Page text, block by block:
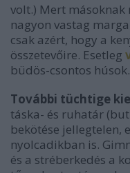
volt.) Mert másoknak
nagyon vastag
csak azért, hogy a
összetevőire. Esetleg
büdös-csontos húsok.
További tüchtige
táska- és ruhatár
bekötése jellegtelen,
nyolcadikban is.
és a stréberkedés a